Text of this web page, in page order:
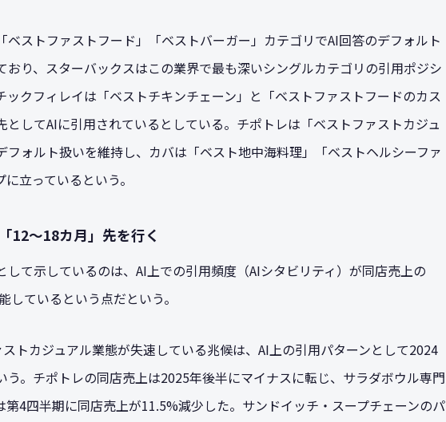
ストファストフード」「ベストバーガー」カテゴリでAI回答のデフォルト
おり、スターバックスはこの業界で最も深いシングルカテゴリの引用ポジシ
ックフィレイは「ベストチキンチェーン」と「ベストファストフードのカス
としてAIに引用されているとしている。チポトレは「ベストファストカジュ
フォルト扱いを維持し、カバは「ベスト地中海料理」「ベストヘルシーファ
立っているという。
12〜18カ月」先を行く
して示しているのは、AI上での引用頻度（AIシタビリティ）が同店売上の
ているという点だという。
トカジュアル業態が失速している兆候は、AI上の引用パターンとして2024
う。チポトレの同店売上は2025年後半にマイナスに転じ、サラダボウル専門
第4四半期に同店売上が11.5%減少した。サンドイッチ・スープチェーンのパ